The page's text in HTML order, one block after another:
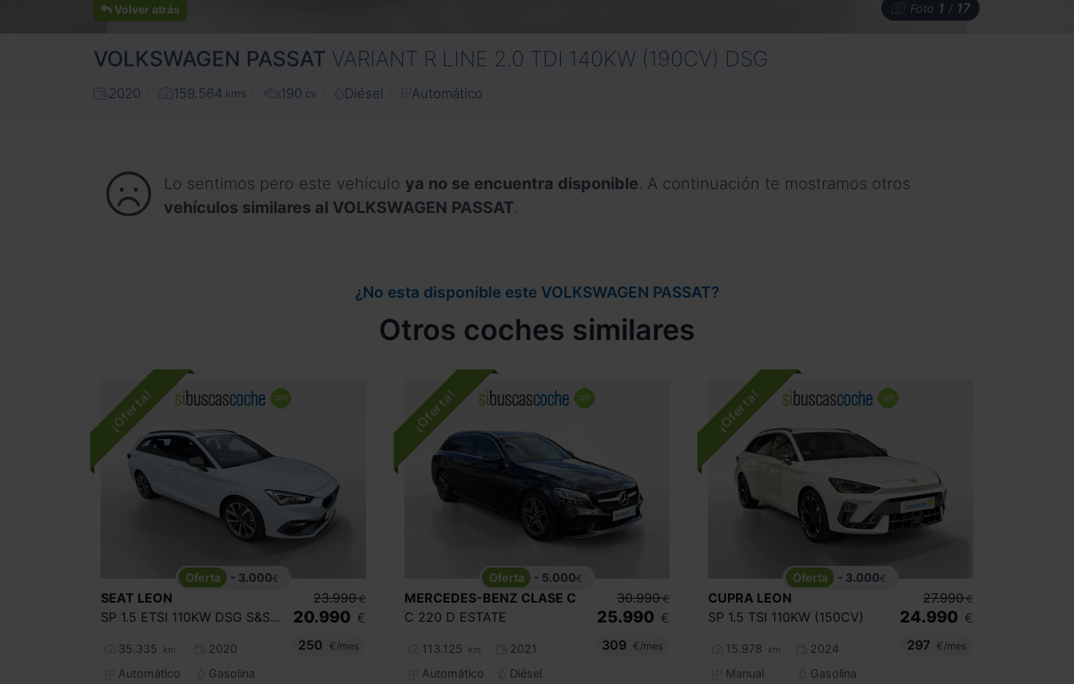
Volver atrás Foto 1 / 17
VOLKSWAGEN PASSAT VARIANT R LINE 2.0 TDI 140KW (190CV) DSG
2020 159.564 kms 190 cv Diésel Automático
Lo sentimos pero este vehículo ya no se encuentra disponible. A continuación te mostramos otros
vehículos similares al VOLKSWAGEN PASSAT.
¿No esta disponible este VOLKSWAGEN PASSAT?
Otros coches similares
- 3.000€
SEAT LEON
SP 1.5 ETSI 110KW DSG S&S FR GO XL
35.335 km
2020
Automático
Gasolina
23.990 €
20.990 €
250
€/mes
- 5.000€
MERCEDES-BENZ CLASE C
C 220 D ESTATE
113.125 km
2021
Automático
Diésel
30.990 €
25.990 €
309
€/mes
- 3.000€
CUPRA LEON
SP 1.5 TSI 110KW (150CV)
15.978 km
2024
Manual
Gasolina
27.990 €
24.990 €
297
€/mes